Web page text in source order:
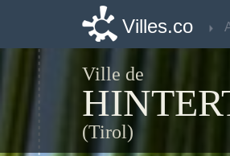
Villes.co
Ville de
(Tirol)
Villes.co